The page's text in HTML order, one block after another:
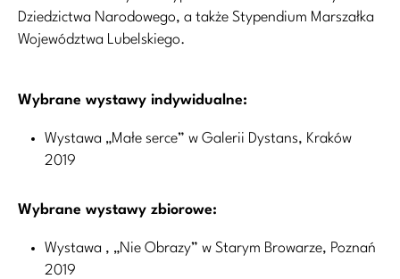
Dziedzictwa Narodowego, a także Stypendium Marszałka
Województwa Lubelskiego.
Wybrane wystawy indywidualne:
Wystawa „Małe serce” w Galerii Dystans, Kraków
2019
Wybrane wystawy zbiorowe:
Wystawa , „Nie Obrazy” w Starym Browarze, Poznań
2019